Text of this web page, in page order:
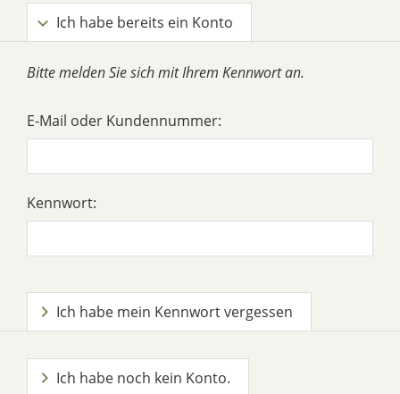
Ich habe bereits ein Konto
Bitte melden Sie sich mit Ihrem Kennwort an.
E-Mail oder Kundennummer:
Kennwort:
Ich habe mein Kennwort vergessen
Ich habe noch kein Konto.